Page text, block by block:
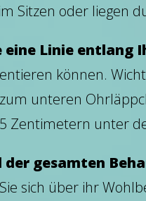
Sitzen oder liegen
eine Linie entlang
können.
unteren
Zentimetern unter
der gesamten
sich über ihr